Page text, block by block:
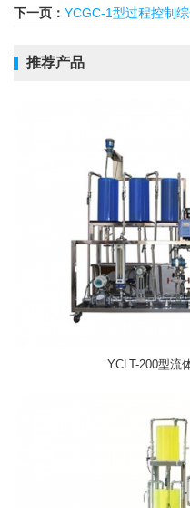
下一页： YCGC-1型过程控制
推荐产品
YCLT-200型流